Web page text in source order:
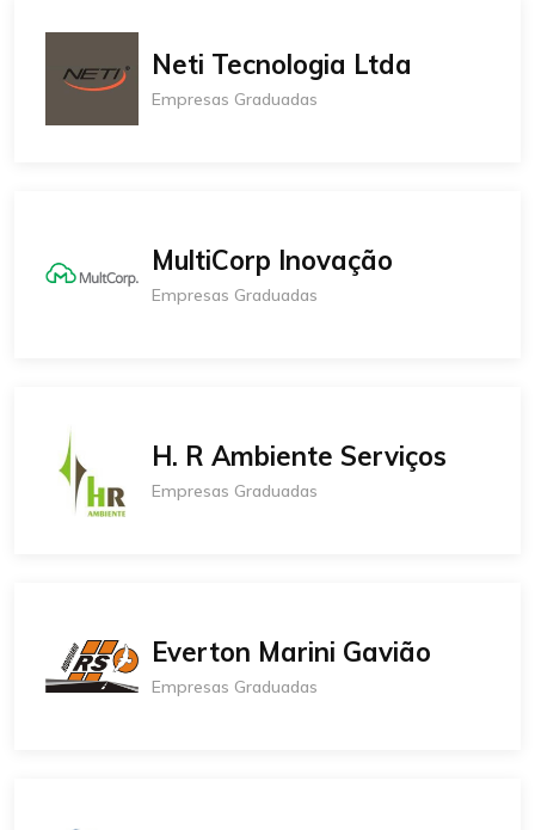
Neti Tecnologia Ltda
Empresas Graduadas
MultiCorp Inovação
Empresas Graduadas
H. R Ambiente Serviços
Empresas Graduadas
Everton Marini Gavião
Empresas Graduadas